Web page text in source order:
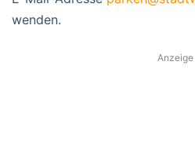
wenden.
Anzeige